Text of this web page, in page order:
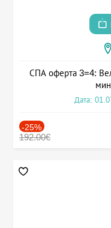
СПА оферта 3=4:
Дата:
-25%
192.00€